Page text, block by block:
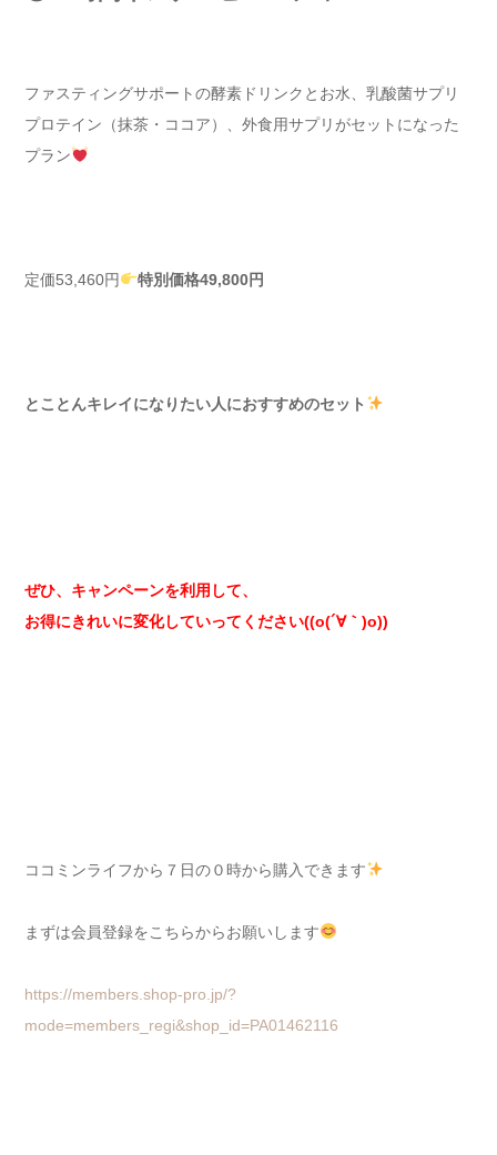
ファスティングサポートの酵素ドリンクとお水、乳酸菌サプリ
プロテイン（抹茶・ココア）、外食用サプリがセットになった
プラン
定価53,460円 特別価格49,800円
とことんキレイになりたい人におすすめのセット
ぜひ、キャンペーンを利用して、
お得にきれいに変化していってください((o(´∀｀)o))
ココミンライフから７日の０時から購入できます
まずは会員登録をこちらからお願いします
https://members.shop-pro.jp/?
mode=members_regi&shop_id=PA01462116